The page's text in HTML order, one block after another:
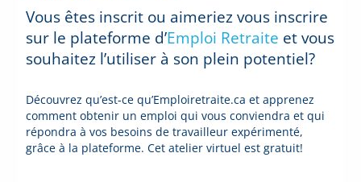
Vous êtes inscrit ou aimeriez vous inscrire
sur le plateforme d’Emploi Retraite et vous
souhaitez l’utiliser à son plein potentiel?
Découvrez qu’est-ce qu’Emploiretraite.ca et apprenez
comment obtenir un emploi qui vous conviendra et qui
répondra à vos besoins de travailleur expérimenté,
grâce à la plateforme. Cet atelier virtuel est gratuit!